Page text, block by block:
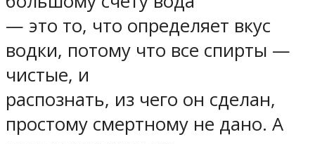
— это то, что определяет вкус
водки, потому что все спирты —
чистые, и
распознать, из чего он сделан,
простому смертному не дано. А